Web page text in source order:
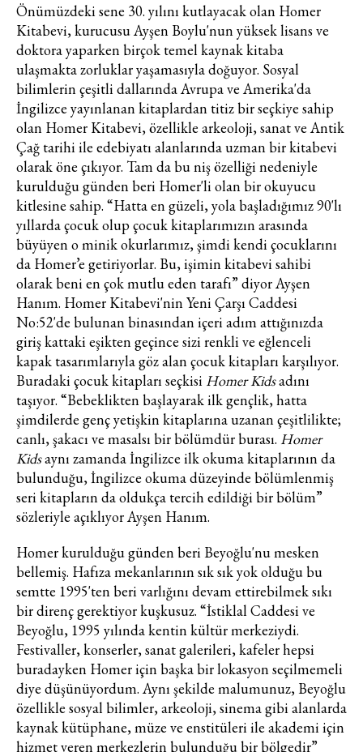
Önümüzdeki sene 30. yılını kutlayacak olan Homer
Kitabevi, kurucusu Ayşen Boylu'nun yüksek lisans ve
doktora yaparken birçok temel kaynak kitaba
ulaşmakta zorluklar yaşamasıyla doğuyor. Sosyal
bilimlerin çeşitli dallarında Avrupa ve Amerika'da
İngilizce yayınlanan kitaplardan titiz bir seçkiye sahip
olan Homer Kitabevi, özellikle arkeoloji, sanat ve Antik
Çağ tarihi ile edebiyatı alanlarında uzman bir kitabevi
olarak öne çıkıyor. Tam da bu niş özelliği nedeniyle
kurulduğu günden beri Homer'li olan bir okuyucu
kitlesine sahip. “Hatta en güzeli, yola başladığımız 90'lı
yıllarda çocuk olup çocuk kitaplarımızın arasında
büyüyen o minik okurlarımız, şimdi kendi çocuklarını
da Homer’e getiriyorlar. Bu, işimin kitabevi sahibi
olarak beni en çok mutlu eden tarafı” diyor Ayşen
Hanım. Homer Kitabevi'nin Yeni Çarşı Caddesi
No:52'de bulunan binasından içeri adım attığınızda
giriş kattaki eşikten geçince sizi renkli ve eğlenceli
kapak tasarımlarıyla göz alan çocuk kitapları karşılıyor.
Buradaki çocuk kitapları seçkisi Homer Kidsadını
taşıyor. “Bebeklikten başlayarak ilk gençlik, hatta
şimdilerde genç yetişkin kitaplarına uzanan çeşitlilikte;
canlı, şakacı ve masalsı bir bölümdür burası. Homer
Kidsaynı zamanda İngilizce ilk okuma kitaplarının da
bulunduğu, İngilizce okuma düzeyinde bölümlenmiş
seri kitapların da oldukça tercih edildiği bir bölüm”
sözleriyle açıklıyor Ayşen Hanım.
Homer kurulduğu günden beri Beyoğlu'nu mesken
bellemiş. Hafıza mekanlarının sık sık yok olduğu bu
semtte 1995'ten beri varlığını devam ettirebilmek sıkı
bir direnç gerektiyor kuşkusuz. “İstiklal Caddesi ve
Beyoğlu, 1995 yılında kentin kültür merkeziydi.
Festivaller, konserler, sanat galerileri, kafeler hepsi
buradayken Homer için başka bir lokasyon seçilmemeli
diye düşünüyordum. Aynı şekilde malumunuz, Beyoğlu
özellikle sosyal bilimler, arkeoloji, sinema gibi alanlarda
kaynak kütüphane, müze ve enstitüleri ile akademi için
hizmet veren merkezlerin bulunduğu bir bölgedir”